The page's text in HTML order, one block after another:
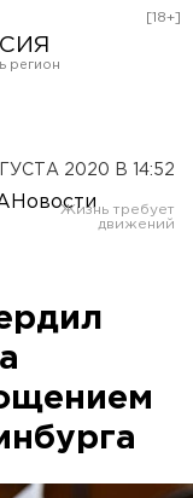
[18+]
2020 В 14:52